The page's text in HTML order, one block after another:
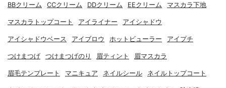
BBクリーム CCクリーム DDクリーム EEクリーム マスカラ下地
マスカラトップコート アイライナー アイシャドウ
アイシャドウベース アイブロウ ホットビューラー アイプチ
つけまつげ つけまつげのり 眉ティント 眉マスカラ
眉毛テンプレート マニキュア ネイルシール ネイルトップコート